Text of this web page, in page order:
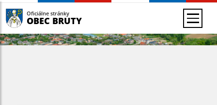
Oficiálne stránky
OBEC BRUTY